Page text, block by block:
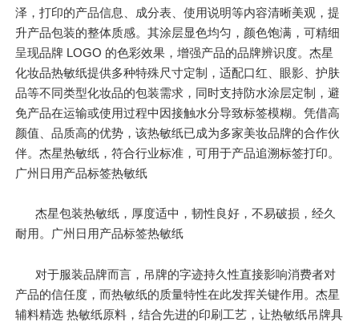
泽，打印的产品信息、成分表、使用说明等内容清晰美观，提
升产品包装的整体质感。其涂层显色均匀，颜色饱满，可精细
呈现品牌 LOGO 的色彩效果，增强产品的品牌辨识度。杰星
化妆品热敏纸提供多种特殊尺寸定制，适配口红、眼影、护肤
品等不同类型化妆品的包装需求，同时支持防水涂层定制，避
免产品在运输或使用过程中因接触水分导致标签模糊。凭借高
颜值、品质高的优势，该热敏纸已成为多家美妆品牌的合作伙
伴。杰星热敏纸，符合行业标准，可用于产品追溯标签打印。
广州日用产品标签热敏纸
杰星包装热敏纸，厚度适中，韧性良好，不易破损，经久
耐用。广州日用产品标签热敏纸
对于服装品牌而言，吊牌的字迹持久性直接影响消费者对
产品的信任度，而热敏纸的质量特性在此发挥关键作用。杰星
辅料精选 热敏纸原料，结合先进的印刷工艺，让热敏纸吊牌具